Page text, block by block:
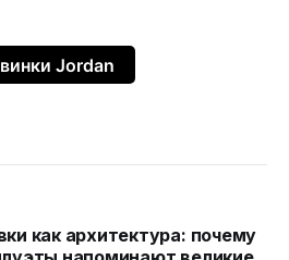
Jordan
как архитектура: почему